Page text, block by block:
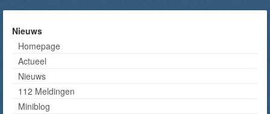
Nieuws
Homepage
Actueel
Nieuws
112 Meldingen
Miniblog